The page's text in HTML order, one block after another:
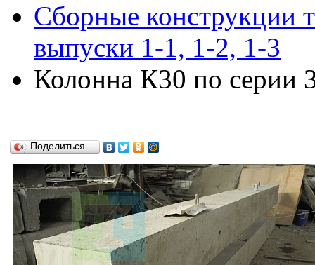
Сборные конструкции
выпуски 1-1, 1-2, 1-3
Колонна К30 по серии
Поделиться…